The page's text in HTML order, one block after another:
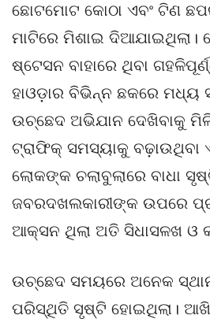
ଛୋଟମୋଟ କୋଠା ଏବଂ ଟିଣ
ମାଟିରେ ମିଶାଇ ଦିଆଯାଇଥିଲା।
ଷ୍ଟେସନ ବାହାରେ ଥିବା
ହାଓଡ଼ାର ବିଭିନ୍ନ ଛକରେ ମଧ୍ୟ
ଉଚ୍ଛେଦ ଅଭିଯାନ ଦେଖିବାକୁ
ଟ୍ରାଫିକ୍ ସମସ୍ୟାକୁ ବଢ଼ାଉଥିବା
ଲୋକଙ୍କ ଚଲାବୁଲାରେ ବାଧା
ଜବରଦଖଲକାରୀଙ୍କ ଉପରେ
ଆକ୍ସନ ଥିଲା ଅତି ସିଧାସଳଖ ଓ
ଉଚ୍ଛେଦ ସମୟରେ ଅନେକ
ପରିସ୍ଥିତି ସୃଷ୍ଟି ହୋଇଥିଲା। ଆଖି